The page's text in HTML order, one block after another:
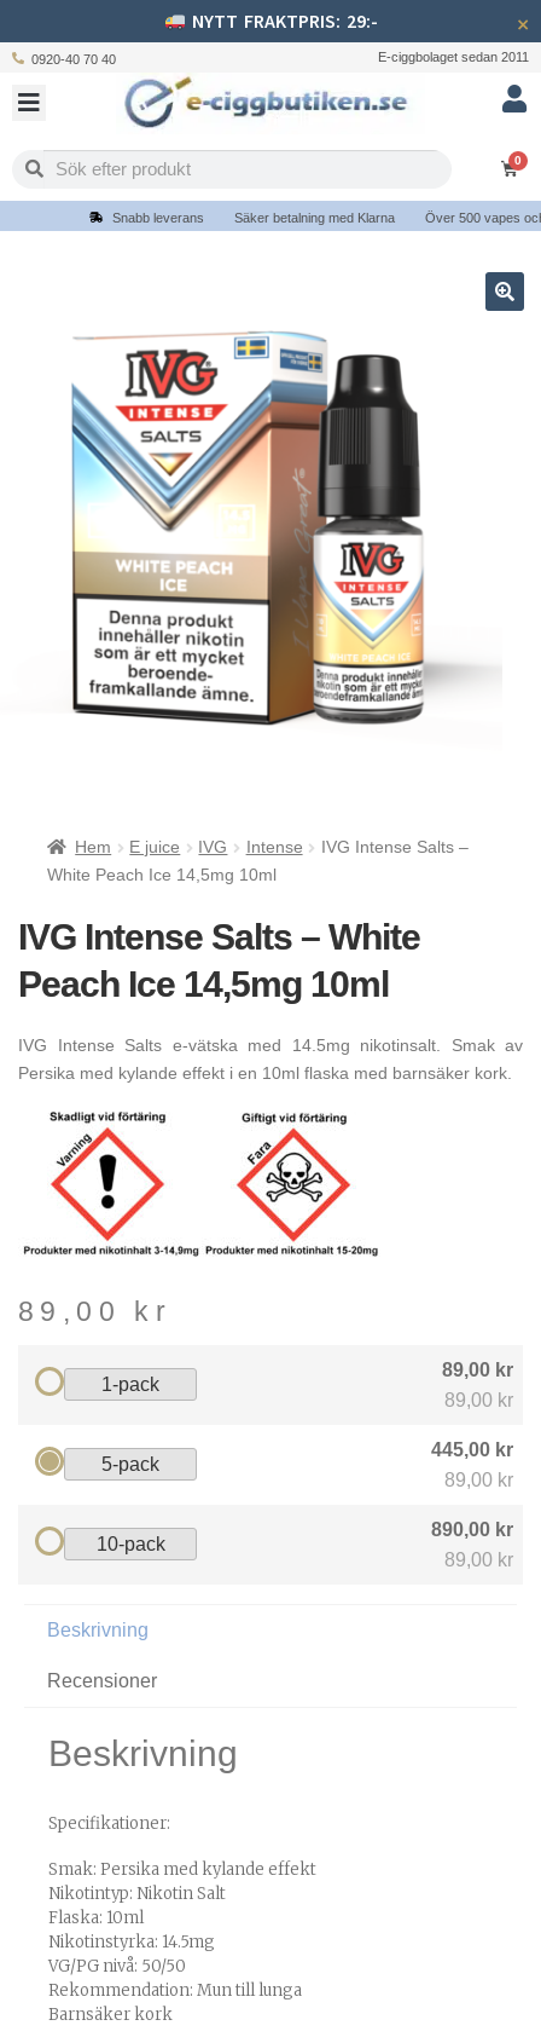
NYTT FRAKTPRIS: 29:- ×
0920-40 70 40 E-ciggbolaget sedan 2011
0
Snabb leverans Säker betalning med Klarna Över 500 vapes och
Hem E juice IVG Intense
IVG Intense Salts –
White Peach Ice 14,5mg 10ml
IVG Intense Salts – White
Peach Ice 14,5mg 10ml
IVG Intense Salts e-vätska med 14.5mg nikotinsalt. Smak av
Persika med kylande effekt i en 10ml flaska med barnsäker kork.
89,00 kr
1-pack
89,00 kr
89,00 kr
5-pack
445,00 kr
89,00 kr
10-pack
890,00 kr
89,00 kr
Beskrivning
Recensioner
Beskrivning
Specifikationer:
Smak: Persika med kylande effekt
Nikotintyp: Nikotin Salt
Flaska: 10ml
Nikotinstyrka: 14.5mg
VG/PG nivå: 50/50
Rekommendation: Mun till lunga
Barnsäker kork